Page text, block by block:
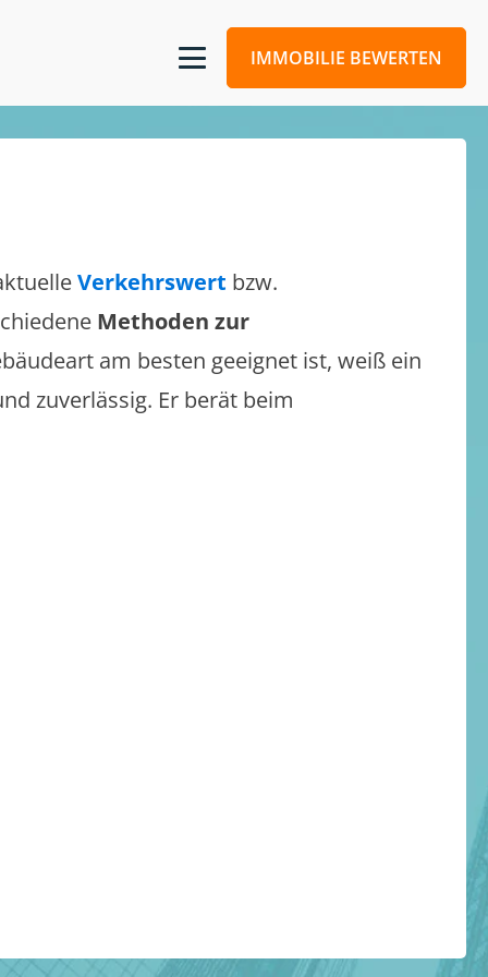
IMMOBILIE BEWERTEN
Verkehrswert bzw.
Methoden zur
am besten geeignet ist, weiß ein
zuverlässig. Er berät beim